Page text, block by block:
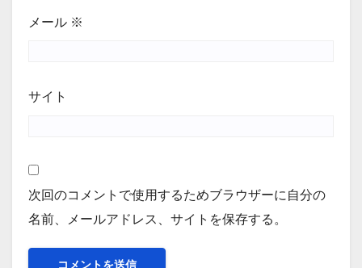
メール ※
サイト
次回のコメントで使用するためブラウザーに自分の
名前、メールアドレス、サイトを保存する。